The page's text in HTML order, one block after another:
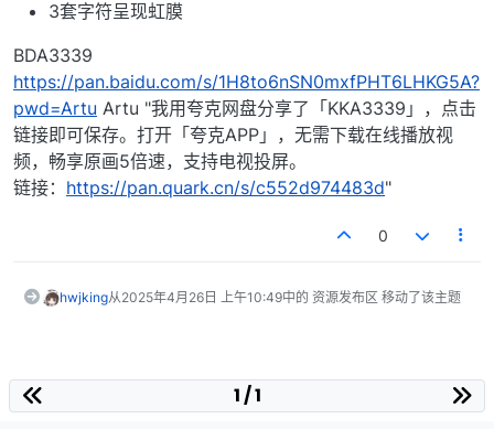
3套字符呈现虹膜
BDA3339
https://pan.baidu.com/s/1H8to6nSN0mxfPHT6LHKG5A?
pwd=Artu Artu "我用夸克网盘分享了「KKA3339」，点击
链接即可保存。打开「夸克APP」，无需下载在线播放视
频，畅享原画5倍速，支持电视投屏。
链接： https://pan.quark.cn/s/c552d974483d"
0
hwjking从2025年4月26日 上午10:49中的 资源发布区 移动了该主题
1 / 1